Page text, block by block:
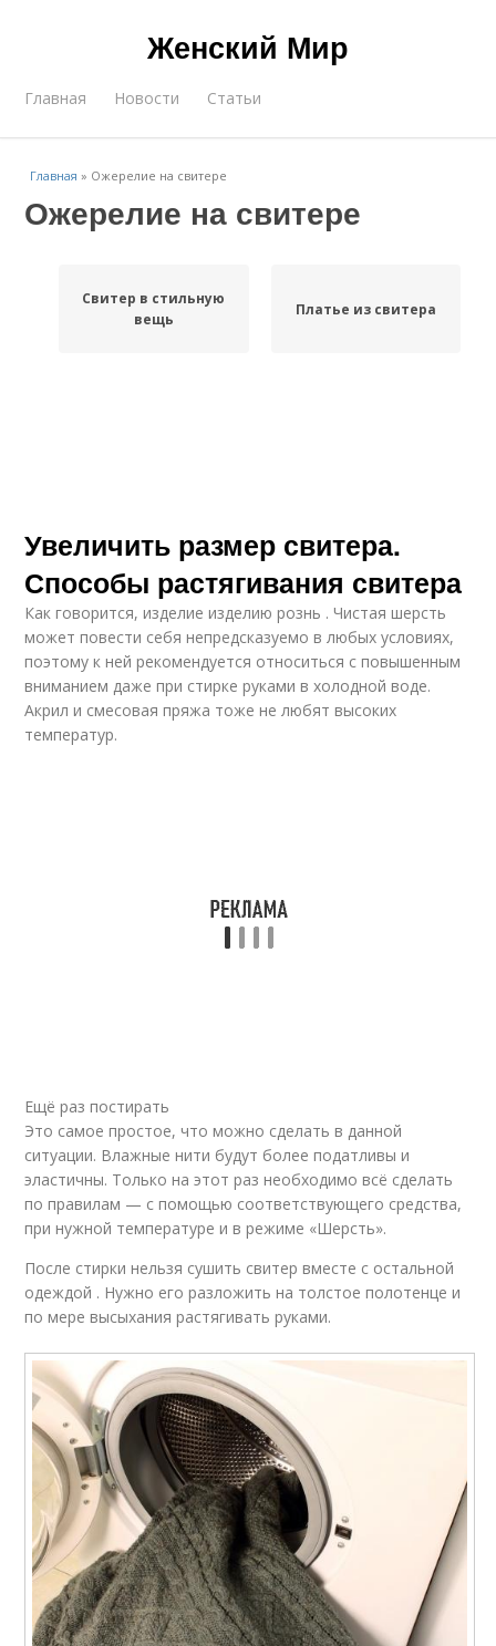
Женский Мир
Главная Новости Статьи
Главная » Ожерелие на свитере
Ожерелие на свитере
Свитер в стильную
вещь
Платье из свитера
Увеличить размер свитера.
Способы растягивания свитера
Как говорится, изделие изделию рознь . Чистая шерсть
может повести себя непредсказуемо в любых условиях,
поэтому к ней рекомендуется относиться с повышенным
вниманием даже при стирке руками в холодной воде.
Акрил и смесовая пряжа тоже не любят высоких
температур.
Ещё раз постирать
Это самое простое, что можно сделать в данной
ситуации. Влажные нити будут более податливы и
эластичны. Только на этот раз необходимо всё сделать
по правилам — с помощью соответствующего средства,
при нужной температуре и в режиме «Шерсть».
После стирки нельзя сушить свитер вместе с остальной
одеждой . Нужно его разложить на толстое полотенце и
по мере высыхания растягивать руками.